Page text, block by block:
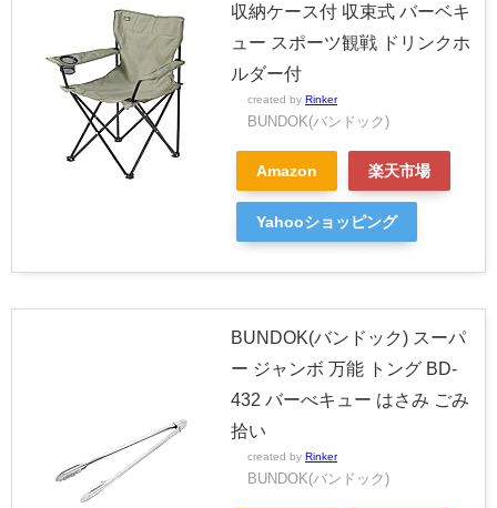
収納ケース付 収束式 バーベキ
ュー スポーツ観戦 ドリンクホ
ルダー付
created by Rinker
BUNDOK(バンドック)
Amazon 楽天市場
Yahooショッピング
BUNDOK(バンドック) スーパ
ー ジャンボ 万能 トング BD-
432 バーべキュー はさみ ごみ
拾い
created by Rinker
BUNDOK(バンドック)